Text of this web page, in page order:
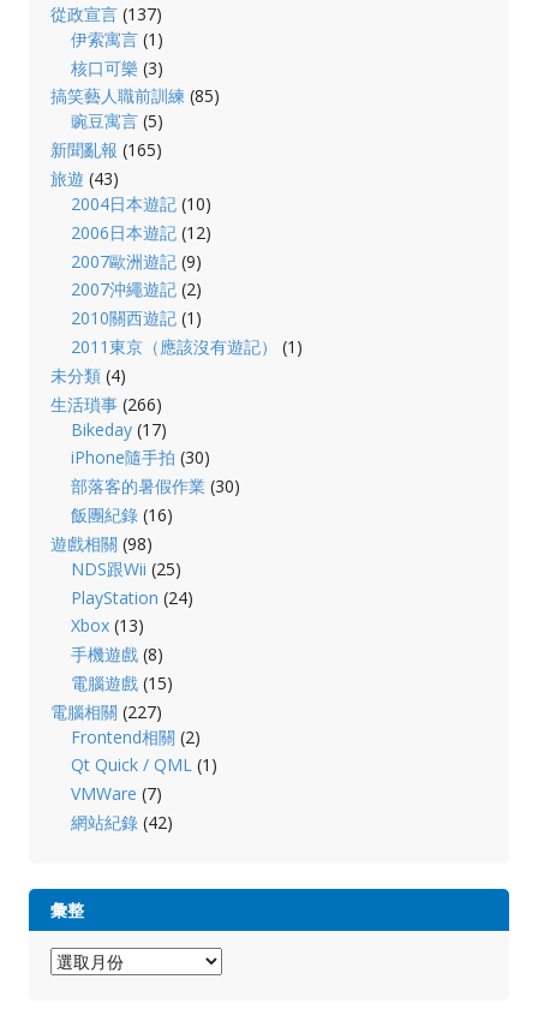
從政宣言(137)
伊索寓言 (1)
核口可樂 (3)
搞笑藝人職前訓練 (85)
豌豆寓言 (5)
新聞亂報 (165)
旅遊 (43)
2004日本遊記 (10)
2006日本遊記 (12)
2007歐洲遊記 (9)
2007沖繩遊記 (2)
2010關西遊記 (1)
2011東京（應該沒有遊記）
(1)
未分類(4)
生活瑣事(266)
Bikeday (17)
iPhone隨手拍 (30)
部落客的暑假作業 (30)
飯團紀錄 (16)
遊戲相關 (98)
NDS跟Wii (25)
PlayStation (24)
Xbox (13)
手機遊戲 (8)
電腦遊戲 (15)
電腦相關 (227)
Frontend相關 (2)
Qt Quick / QML (1)
VMWare (7)
網站紀錄 (42)
彙整